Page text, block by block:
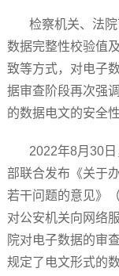
检察机关、法
数据完整性校验值
致等方式，对电子
据审查阶段再次强
的数据电文的安全性
2022年8月30
部联合发布《关于
若干问题的意见》
对公安机关向网络
院对电子数据的审
规定了电文形式的